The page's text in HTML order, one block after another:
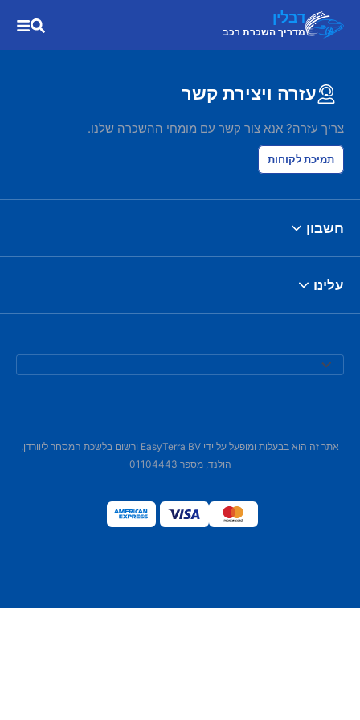
דבלין
מדריך השכרת רכב
עזרה ויצירת קשר
צריך עזרה? אנא צור קשר עם מומחי ההשכרה שלנו.
תמיכת לקוחות
חשבון
עלינו
אתר זה הוא בבעלות ומופעל על ידי EasyTerra BV ורשום בלשכת המסחר ליוורדן,
הולנד, מספר 01104443